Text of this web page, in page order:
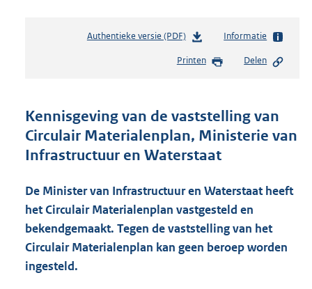
Authentieke versie (PDF)b
s
d
s
g
o
t
t
:
Informatie
Printen Delen
Kennisgeving van de vaststelling van
Circulair Materialenplan, Ministerie van
Infrastructuur en Waterstaat
De Minister van Infrastructuur en Waterstaat heeft
het Circulair Materialenplan vastgesteld en
bekendgemaakt. Tegen de vaststelling van het
Circulair Materialenplan kan geen beroep worden
ingesteld.